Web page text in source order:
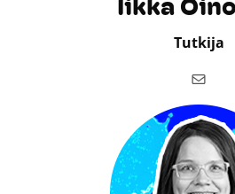
Iikka
Tutkija
Sähköposti